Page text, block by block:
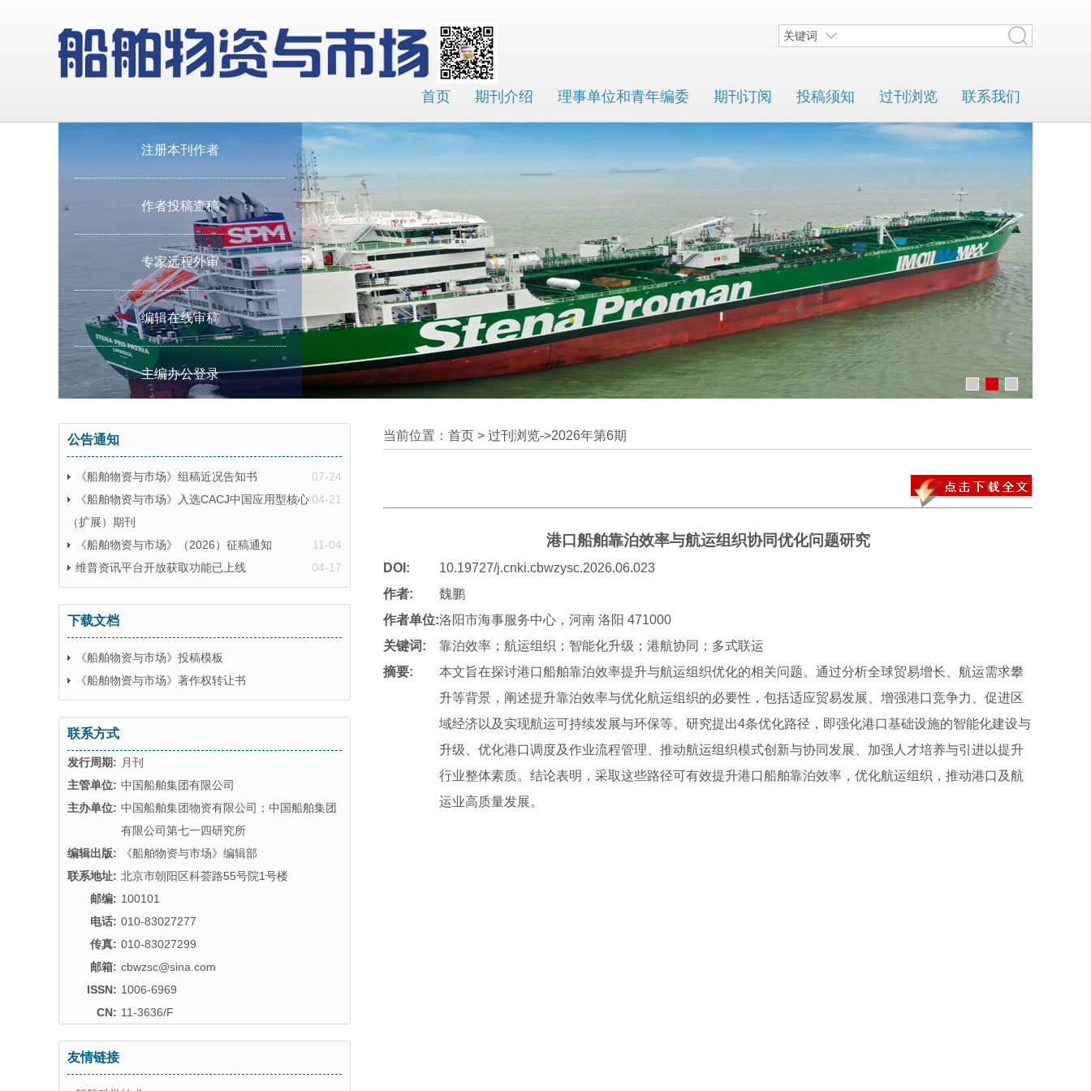
首页 期刊介绍 理事单位和青年编委 期刊订阅 投稿须知 过刊浏览 联系我们
关键词
注册本刊作者
作者投稿查稿
专家远程外审
编辑在线审稿
主编办公登录
公告通知
07-24
《船舶物资与市场》组稿近况告知书
04-21
《船舶物资与市场》入选CACJ中国应用型核心
（扩展）期刊
11-04
《船舶物资与市场》（2026）征稿通知
04-17
维普资讯平台开放获取功能已上线
下载文档
《船舶物资与市场》投稿模板
《船舶物资与市场》著作权转让书
联系方式
发行周期: 月刊
主管单位: 中国船舶集团有限公司
主办单位: 中国船舶集团物资有限公司；中国船舶集团
有限公司第七一四研究所
编辑出版:
《船舶物资与市场》编辑部
联系地址: 北京市朝阳区科荟路55号院1号楼
邮编: 100101
电话: 010-83027277
传真: 010-83027299
邮箱: cbwzsc@sina.com
ISSN: 1006-6969
CN: 11-3636/F
友情链接
当前位置：首页 > 过刊浏览->2026年第6期
港口船舶靠泊效率与航运组织协同优化问题研究
DOI:
10.19727/j.cnki.cbwzysc.2026.06.023
作者:
魏鹏
作者单位:洛阳市海事服务中心，河南 洛阳 471000
关键词:
靠泊效率；航运组织；智能化升级；港航协同；多式联运
摘要:
本文旨在探讨港口船舶靠泊效率提升与航运组织优化的相关问题。通过分析全球贸易增长、航运需求攀
升等背景，阐述提升靠泊效率与优化航运组织的必要性，包括适应贸易发展、增强港口竞争力、促进区
域经济以及实现航运可持续发展与环保等。研究提出4条优化路径，即强化港口基础设施的智能化建设与
升级、优化港口调度及作业流程管理、推动航运组织模式创新与协同发展、加强人才培养与引进以提升
行业整体素质。结论表明，采取这些路径可有效提升港口船舶靠泊效率，优化航运组织，推动港口及航
运业高质量发展。